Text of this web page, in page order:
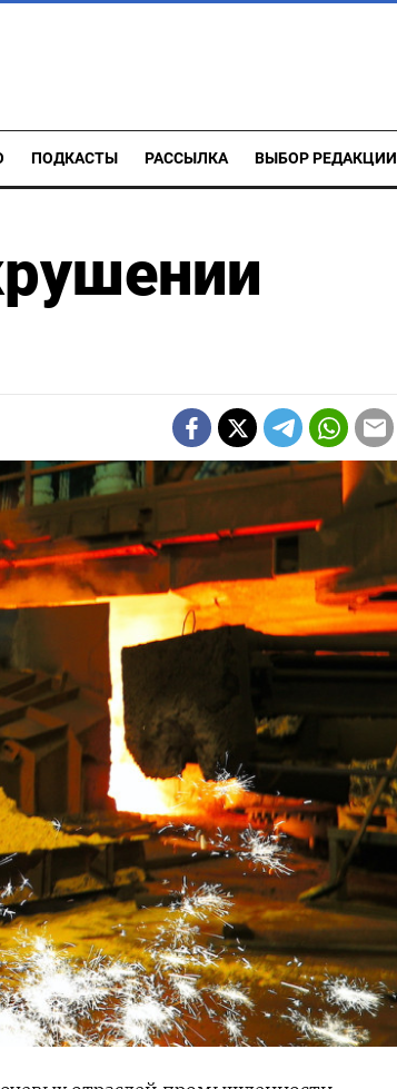
ПОДКАСТЫ РАССЫЛКА ВЫБОР РЕДАКЦИИ